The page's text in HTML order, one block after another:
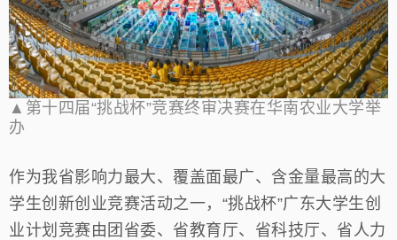
▲第十四届“挑战杯”竞赛终审决赛在华南农业大学举
办
作为我省影响力最大、覆盖面最广、含金量最高的大
学生创新创业竞赛活动之一，“挑战杯”广东大学生创
业计划竞赛由团省委、省教育厅、省科技厅、省人力